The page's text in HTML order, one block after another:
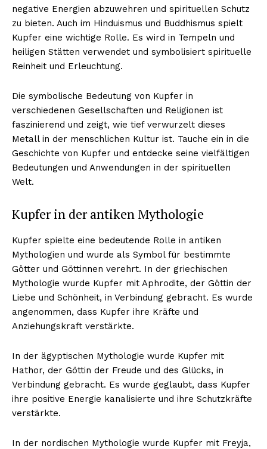
NEWSLETTER ABONNIEREN
Inhalte
negative Energien abzuwehren und spirituellen Schutz
zu bieten. Auch im Hinduismus und Buddhismus spielt
Kupfer eine wichtige Rolle. Es wird in Tempeln und
heiligen Stätten verwendet und symbolisiert spirituelle
Reinheit und Erleuchtung.
Die symbolische Bedeutung von Kupfer in
verschiedenen Gesellschaften und Religionen ist
faszinierend und zeigt, wie tief verwurzelt dieses
Metall in der menschlichen Kultur ist. Tauche ein in die
Geschichte von Kupfer und entdecke seine vielfältigen
Bedeutungen und Anwendungen in der spirituellen
Welt.
Kupfer in der antiken Mythologie
Kupfer spielte eine bedeutende Rolle in antiken
Mythologien und wurde als Symbol für bestimmte
Götter und Göttinnen verehrt. In der griechischen
Mythologie wurde Kupfer mit Aphrodite, der Göttin der
Liebe und Schönheit, in Verbindung gebracht. Es wurde
angenommen, dass Kupfer ihre Kräfte und
Anziehungskraft verstärkte.
In der ägyptischen Mythologie wurde Kupfer mit
Hathor, der Göttin der Freude und des Glücks, in
Verbindung gebracht. Es wurde geglaubt, dass Kupfer
ihre positive Energie kanalisierte und ihre Schutzkräfte
verstärkte.
In der nordischen Mythologie wurde Kupfer mit Freyja,